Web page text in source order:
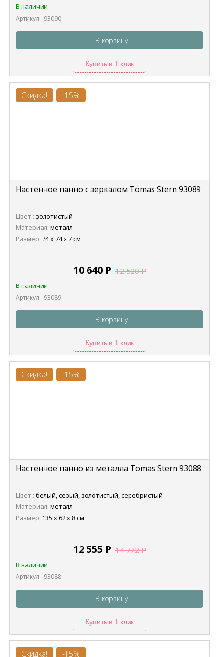
В наличии
Артикул - 93090
В корзину
Купить в 1 клик
Скидка! -15%
Настенное панно с зеркалом Tomas Stern 93089
Цвет : золотистый
Материал: металл
Размер: 74 х 74 х 7 см
10 640 Р 12 520Р
В наличии
Артикул - 93089
В корзину
Купить в 1 клик
Скидка! -15%
Настенное панно из металла Tomas Stern 93088
Цвет : белый, серый, золотистый, серебристый
Материал: металл
Размер: 135 х 62 х 8 см
12 555 Р 14 772Р
В наличии
Артикул - 93088
В корзину
Купить в 1 клик
Скидка! -15%